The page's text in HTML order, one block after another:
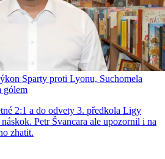
Sparty proti Lyonu, Suchomela
gólem
2:1 a do odvety 3. předkola Ligy
Petr Švancara ale upozornil i na
zhatit.